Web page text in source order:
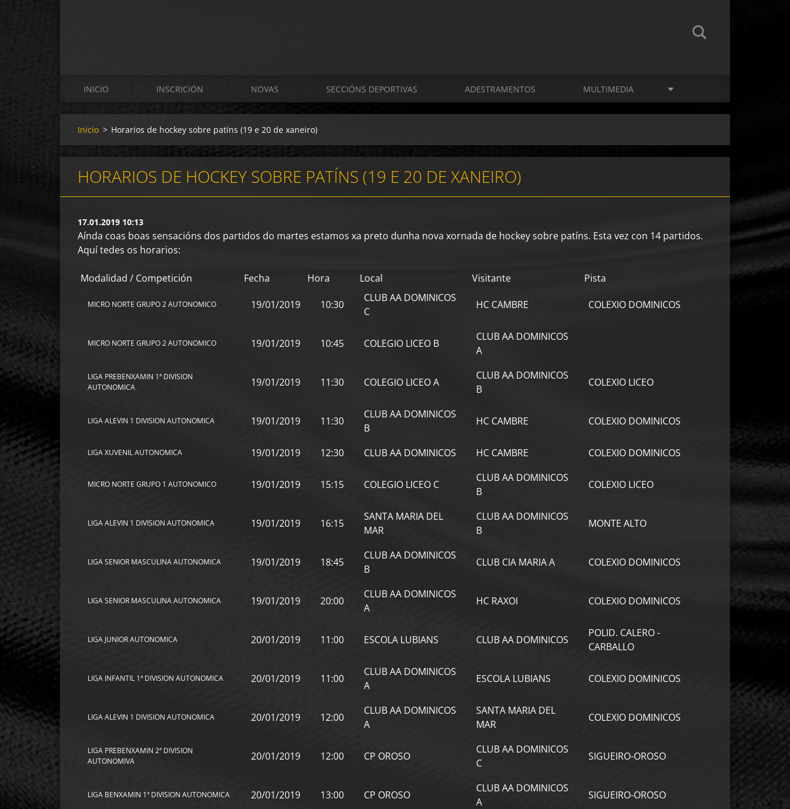
INICIO INSCRICIÓN NOVAS SECCIÓNS DEPORTIVAS ADESTRAMENTOS MULTIMEDIA
Inicio > Horarios de hockey sobre patíns (19 e 20 de xaneiro)
HORARIOS DE HOCKEY SOBRE PATÍNS (19 E 20 DE XANEIRO)
17.01.2019 10:13
Aínda coas boas sensacións dos partidos do martes estamos xa preto dunha nova xornada de hockey sobre patíns. Esta vez con 14 partidos.
Aquí tedes os horarios:
Modalidad / Competición Fecha Hora Local Visitante Pista
MICRO NORTE GRUPO 2 AUTONOMICO 19/01/2019 10:30
CLUB AA DOMINICOS
C
HC CAMBRE COLEXIO DOMINICOS
MICRO NORTE GRUPO 2 AUTONOMICO 19/01/2019 10:45 COLEGIO LICEO B
CLUB AA DOMINICOS
A
LIGA PREBENXAMIN 1ª DIVISION
AUTONOMICA
19/01/2019 11:30 COLEGIO LICEO A
CLUB AA DOMINICOS
B
COLEXIO LICEO
LIGA ALEVIN 1 DIVISION AUTONOMICA 19/01/2019 11:30
CLUB AA DOMINICOS
B
HC CAMBRE COLEXIO DOMINICOS
LIGA XUVENIL AUTONOMICA 19/01/2019 12:30 CLUB AA DOMINICOS HC CAMBRE COLEXIO DOMINICOS
MICRO NORTE GRUPO 1 AUTONOMICO 19/01/2019 15:15 COLEGIO LICEO C
CLUB AA DOMINICOS
B
COLEXIO LICEO
LIGA ALEVIN 1 DIVISION AUTONOMICA 19/01/2019 16:15
SANTA MARIA DEL
MAR
CLUB AA DOMINICOS
B
MONTE ALTO
LIGA SENIOR MASCULINA AUTONOMICA 19/01/2019 18:45
CLUB AA DOMINICOS
B
CLUB CIA MARIA A COLEXIO DOMINICOS
LIGA SENIOR MASCULINA AUTONOMICA 19/01/2019 20:00
CLUB AA DOMINICOS
A
HC RAXOI COLEXIO DOMINICOS
LIGA JUNIOR AUTONOMICA 20/01/2019 11:00 ESCOLA LUBIANS CLUB AA DOMINICOS
POLID. CALERO -
CARBALLO
LIGA INFANTIL 1ª DIVISION AUTONOMICA 20/01/2019 11:00
CLUB AA DOMINICOS
A
ESCOLA LUBIANS COLEXIO DOMINICOS
LIGA ALEVIN 1 DIVISION AUTONOMICA 20/01/2019 12:00
CLUB AA DOMINICOS
A
SANTA MARIA DEL
MAR
COLEXIO DOMINICOS
LIGA PREBENXAMIN 2ª DIVISION
AUTONOMIVA
20/01/2019 12:00 CP OROSO
CLUB AA DOMINICOS
C
SIGUEIRO-OROSO
LIGA BENXAMIN 1ª DIVISION AUTONOMICA 20/01/2019 13:00 CP OROSO
CLUB AA DOMINICOS
A
SIGUEIRO-OROSO